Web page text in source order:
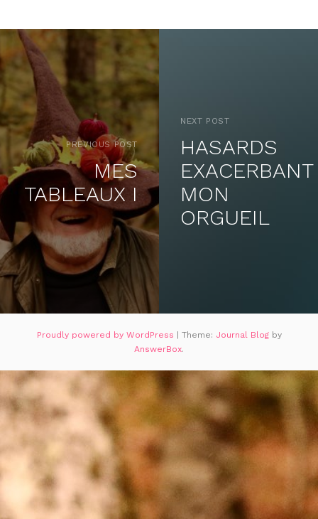
PREVIOUS POST
MES
TABLEAUX I
NEXT POST
HASARDS
EXACERBANT
MON
ORGUEIL
Proudly powered by WordPress Theme: Journal Blog by
AnswerBox.